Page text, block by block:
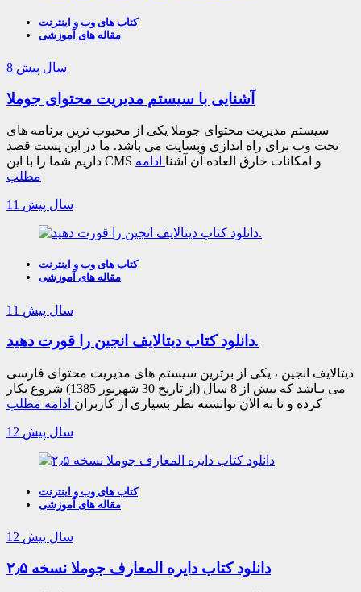
کتاب های وب و اینترنت
مقاله های آموزشی
8 سال پیش
آشنایی با سیستم مدیریت محتوای جوملا
سیستم مدیریت محتوای جوملا یکی از محبوب ترین برنامه های
تحت وب برای راه اندازی وبسایت می باشد. ما در این پست قصد
داریم شما را با این CMS و امکانات خارق العاده آن آشنا ادامه
مطلب
11 سال پیش
کتاب های وب و اینترنت
مقاله های آموزشی
11 سال پیش
دانلود کتاب دیتالایف انجین را قورت دهید.
دیتالایف انجین ، یکی از برترین سیستم ‌های مدیریت محتوای فارسی
می ‌بـاشد که بیش از 8 سال (از تاریخ 30 شهریور 1385) شروع بکار
کرده و تا به الآن توانسته نظر بسیاری از کاربران ادامه مطلب
12 سال پیش
کتاب های وب و اینترنت
مقاله های آموزشی
12 سال پیش
دانلود کتاب دایره المعارف جوملا نسخه ۲٫۵